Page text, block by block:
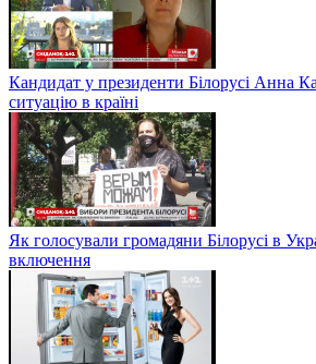
Кандидат у президенти Білорусі Анна
ситуацію в країні
Як голосували громадяни Білорусі в
включення